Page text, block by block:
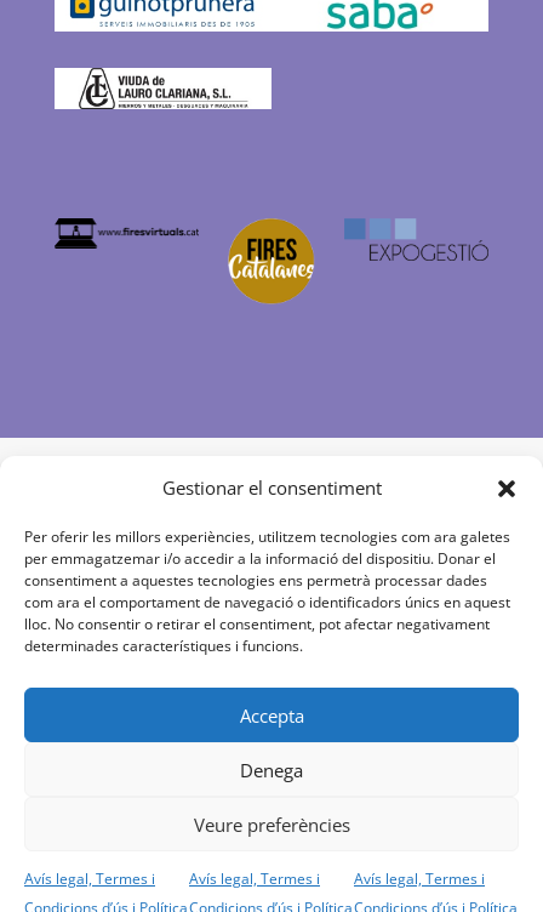
Gestionar el consentiment
Per oferir les millors experiències, utilitzem tecnologies com ara galetes
per emmagatzemar i/o accedir a la informació del dispositiu. Donar el
consentiment a aquestes tecnologies ens permetrà processar dades
com ara el comportament de navegació o identificadors únics en aquest
lloc. No consentir o retirar el consentiment, pot afectar negativament
determinades característiques i funcions.
Accepta
Denega
Veure preferències
Avís legal, Termes i
Condicions d’ús i Política
Avís legal, Termes i
Condicions d’ús i Política
Avís legal, Termes i
Condicions d’ús i Política